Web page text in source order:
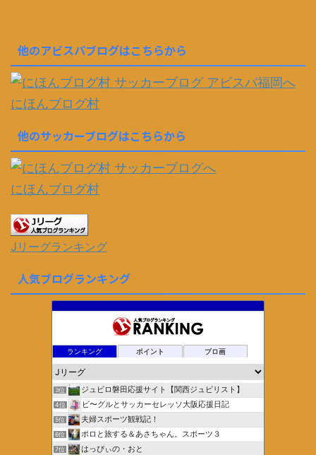
他のアビスパブログはこちらから
にほんブログ村
他のサッカーブログはこちらから
にほんブログ村
Jリーグランキング
人気ブログランキング
ランキング ポイント ブロ画
3位 ジュビロ磐田応援サイト【関西ジュビリスト】
4位 ビ〜グルとサッカーセレッソ大阪応援日記
5位 夫婦スポーツ観戦記！
6位 ポロと旅する＆あさちゃん。スポーツ３
7位 はっぴぃの・おと